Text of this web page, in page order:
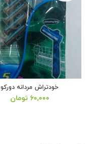
خودتراش مردانه دورکو
۶۰,۰۰۰ تومان